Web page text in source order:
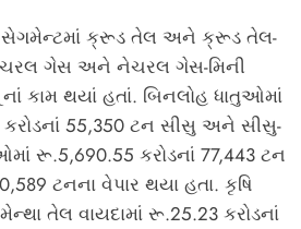
સેગમેન્ટમાં ક્રૂડ તેલ અને ક્રૂડ તેલ-
નેચરલ ગેસ અને નેચરલ ગેસ-મિની
કામ થયાં હતાં. બિનલોહ ધાતુઓમાં
55,350 ટન સીસુ અને સીસુ-
રૂ.5,690.55 કરોડનાં 77,443 ટન
ટનના વેપાર થયા હતા. કૃષિ
તેલ વાયદામાં રૂ.25.23 કરોડનાં